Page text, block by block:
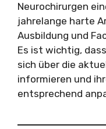
Neurochirurgen
jahrelange harte
Ausbildung und
Es ist wichtig,
sich über die
informieren und
entsprechend